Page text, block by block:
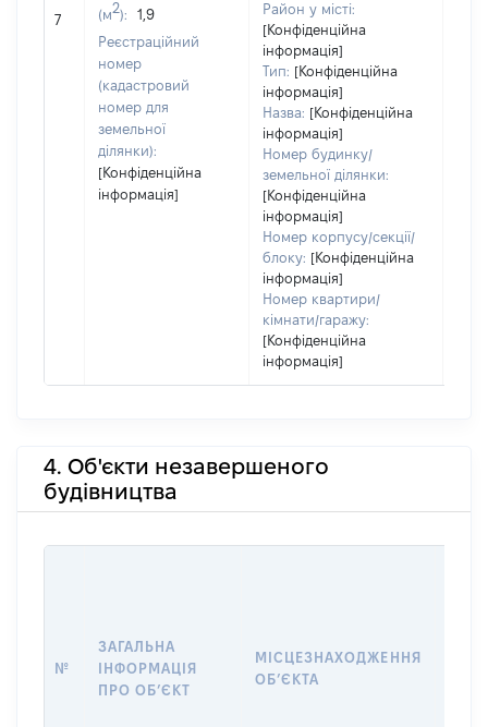
7 (м2):
1,9
Реєстраційний
номер
(кадастровий
номер для
земельної
ділянки):
[Конфіденційна
інформація]
Район у місті:
[Конфіденційна
інформація]
Тип: [Конфіденційна
інформація]
Назва: [Конфіденційна
інформація]
Номер будинку/
земельної ділянки:
[Конфіденційна
інформація]
Номер корпусу/секції/
блоку: [Конфіденційна
інформація]
Номер квартири/
кімнати/гаражу:
[Конфіденційна
інформація]
4. Об'єкти незавершеного
будівництва
№
ЗАГАЛЬНА
ІНФОРМАЦІЯ
ПРО ОБʼЄКТ
МІСЦЕЗНАХОДЖЕННЯ
ОБʼЄКТА